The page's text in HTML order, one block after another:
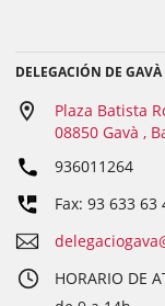
DELEGACIÓN DE GAVÀ
Plaza Batista
08850 Gavà ,
936011264
Fax: 93 633 63
HORARIO DE